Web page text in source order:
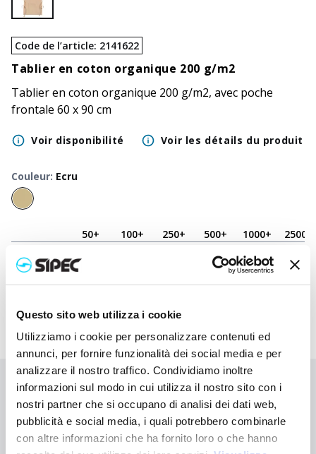
Questo sito web utilizza i cookie
Utilizziamo i cookie per personalizzare contenuti ed
annunci, per fornire funzionalità dei social media e per
analizzare il nostro traffico. Condividiamo inoltre
informazioni sul modo in cui utilizza il nostro sito con i
nostri partner che si occupano di analisi dei dati web,
pubblicità e social media, i quali potrebbero combinarle
con altre informazioni che ha fornito loro o che hanno
Code de l’article: 2141622
Tablier en coton organique 200 g/m2
Tablier en coton organique 200 g/m2, avec poche
frontale 60 x 90 cm
Voir disponibilité Voir les détails du produit
Couleur: Ecru
50+ 100+ 250+ 500+ 1000+ 2500
Prix
8,980 8,840 € 8,797€ 8,640
Vous n'avez pas trouvé ce que vous cherchiez ?
Contactez-nous pour obtenir de l'aide ou demandez votre
commande personnalisée